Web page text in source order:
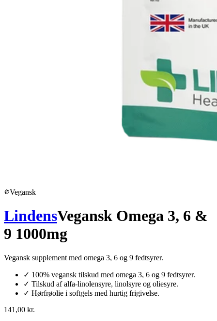
Vegansk
LindensVegansk Omega 3, 6 &
9 1000mg
Vegansk supplement med omega 3, 6 og 9 fedtsyrer.
✓ 100% vegansk tilskud med omega 3, 6 og 9 fedtsyrer.
✓ Tilskud af alfa-linolensyre, linolsyre og oliesyre.
✓ Hørfrøolie i softgels med hurtig frigivelse.
141,00 kr.